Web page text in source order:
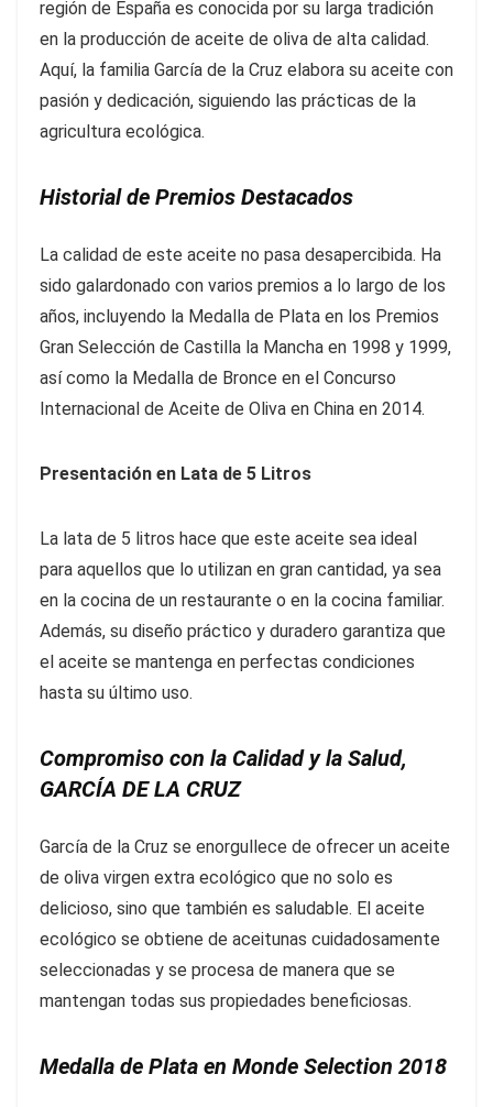
región de España es conocida por su larga tradición
en la producción de aceite de oliva de alta calidad.
Aquí, la familia García de la Cruz elabora su aceite con
pasión y dedicación, siguiendo las prácticas de la
agricultura ecológica.
Historial de Premios Destacados
La calidad de este aceite no pasa desapercibida. Ha
sido galardonado con varios premios a lo largo de los
años, incluyendo la Medalla de Plata en los Premios
Gran Selección de Castilla la Mancha en 1998 y 1999,
así como la Medalla de Bronce en el Concurso
Internacional de Aceite de Oliva en China en 2014.
Presentación en Lata de 5 Litros
La lata de 5 litros hace que este aceite sea ideal
para aquellos que lo utilizan en gran cantidad, ya sea
en la cocina de un restaurante o en la cocina familiar.
Además, su diseño práctico y duradero garantiza que
el aceite se mantenga en perfectas condiciones
hasta su último uso.
Compromiso con la Calidad y la Salud,
GARCÍA DE LA CRUZ
García de la Cruz se enorgullece de ofrecer un aceite
de oliva virgen extra ecológico que no solo es
delicioso, sino que también es saludable. El aceite
ecológico se obtiene de aceitunas cuidadosamente
seleccionadas y se procesa de manera que se
mantengan todas sus propiedades beneficiosas.
Medalla de Plata en Monde Selection 2018